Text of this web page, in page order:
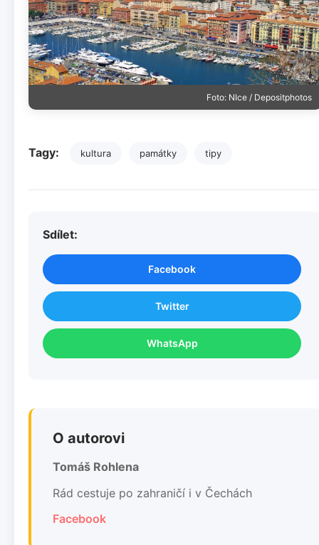
Foto: NIce / Depositphotos
Tagy: kultura památky tipy
Sdílet:
Facebook
Twitter
WhatsApp
O autorovi
Tomáš Rohlena
Rád cestuje po zahraničí i v Čechách
Facebook